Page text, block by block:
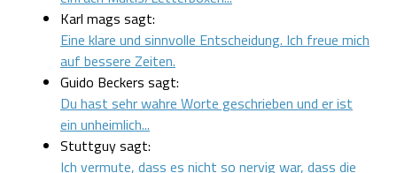
Karl mags sagt:
Eine klare und sinnvolle Entscheidung. Ich freue mich
auf bessere Zeiten.
Guido Beckers sagt:
Du hast sehr wahre Worte geschrieben und er ist
ein unheimlich...
Stuttguy sagt:
Ich vermute, dass es nicht so nervig war, dass die